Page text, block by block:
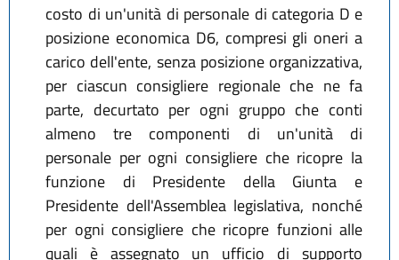
costo di un'unità di personale di categoria D e
posizione economica D6, compresi gli oneri a
carico dell'ente, senza posizione organizzativa,
per ciascun consigliere regionale che ne fa
parte, decurtato per ogni gruppo che conti
almeno tre componenti di un'unità di
personale per ogni consigliere che ricopre la
funzione di Presidente della Giunta e
Presidente dell'Assemblea legislativa, nonché
per ogni consigliere che ricopre funzioni alle
quali è assegnato un ufficio di supporto